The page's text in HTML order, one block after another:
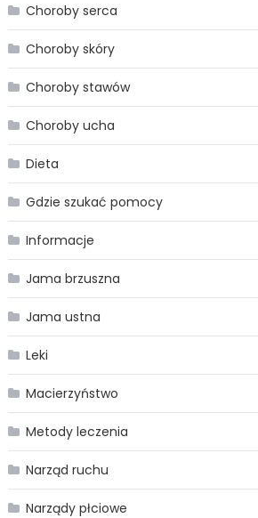
Choroby serca
Choroby skóry
Choroby stawów
Choroby ucha
Dieta
Gdzie szukać pomocy
Informacje
Jama brzuszna
Jama ustna
Leki
Macierzyństwo
Metody leczenia
Narząd ruchu
Narządy płciowe